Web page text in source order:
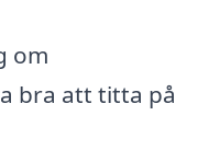
om
bra att titta på